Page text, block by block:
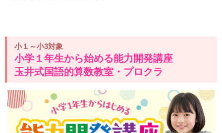
小１～小3対象
小学１年生から始める能力開発講座
玉井式国語的算数教室・プロクラ